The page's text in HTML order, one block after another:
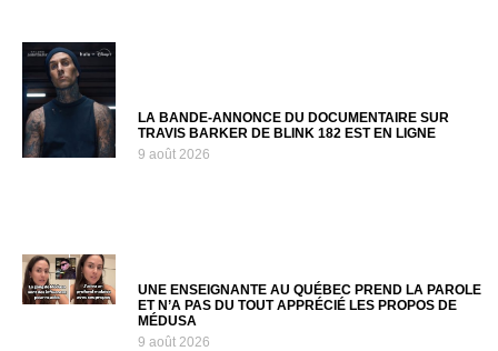
LA BANDE-ANNONCE DU DOCUMENTAIRE SUR
TRAVIS BARKER DE BLINK 182 EST EN LIGNE
9 août 2026
UNE ENSEIGNANTE AU QUÉBEC PREND LA PAROLE
ET N’A PAS DU TOUT APPRÉCIÉ LES PROPOS DE
MÉDUSA
9 août 2026